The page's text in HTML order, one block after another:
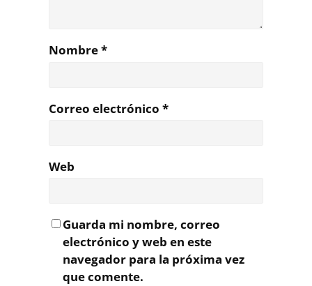
Nombre*
Correo electrónico *
Web
Guarda mi nombre, correo
electrónico y web en este
navegador para la próxima vez
que comente.